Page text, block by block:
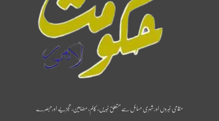
مقامی خبروں اور شہری مسائل سے متعلق خبریں، کالم، مضامین، تجزیے اور تبصرے